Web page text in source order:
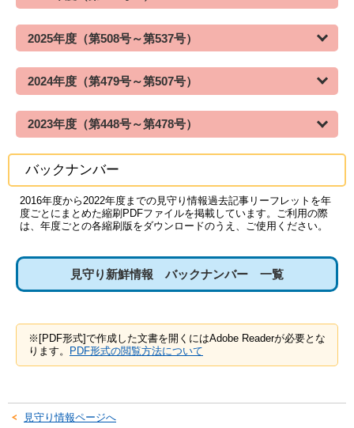
2025年度（第508号～第537号）
2024年度（第479号～第507号）
2023年度（第448号～第478号）
バックナンバー
2016年度から2022年度までの見守り情報過去記事リーフレットを年
度ごとにまとめた縮刷PDFファイルを掲載しています。ご利用の際
は、年度ごとの各縮刷版をダウンロードのうえ、ご使用ください。
見守り新鮮情報 バックナンバー 一覧
※[PDF形式]で作成した文書を開くにはAdobe Readerが必要とな
ります。
PDF形式の閲覧方法について
見守り情報ページへ